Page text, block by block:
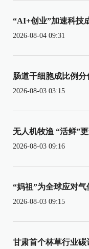
“AI+创业”加速科技
2026-08-04 09:31
肠道干细胞成比例
2026-08-03 03:15
无人机牧渔 “活鲜”
2026-08-03 09:16
“妈祖”为全球应对
2026-08-03 09:15
甘肃首个林草行业碳